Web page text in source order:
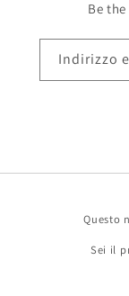
Be
Indirizzo
Questo
Sei il